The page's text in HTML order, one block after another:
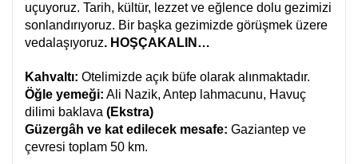
uçuyoruz. Tarih, kültür, lezzet ve eğlence dolu gezimizi
sonlandırıyoruz. Bir başka gezimizde görüşmek üzere
vedalaşıyoruz. HOŞÇAKALIN…
Kahvaltı: Otelimizde açık büfe olarak alınmaktadır.
Öğle yemeği: Ali Nazik, Antep lahmacunu, Havuç
dilimi baklava (Ekstra)
Güzergâh ve kat edilecek mesafe: Gaziantep ve
çevresi toplam 50 km.